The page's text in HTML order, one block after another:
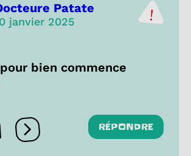
Patate
janvier 2025
bien commence
Ouvrir les réactions
RÉPONDRE